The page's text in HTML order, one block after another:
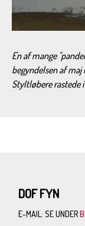
En af mange
begyndelsen af maj
Styltløbere rastede
DOF FYN
E-MAIL: SE UNDER